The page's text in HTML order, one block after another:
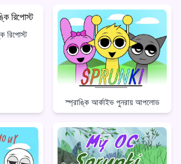
রিপোস্ট
স্প্রাঙ্কি আর্কাইভ পুনরায় আপলোড